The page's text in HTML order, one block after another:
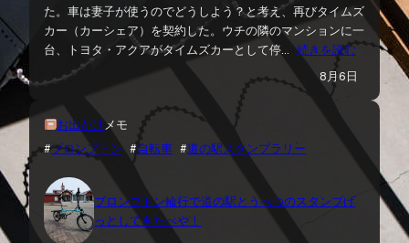
た。車は妻子が使うのでどうしよう？と考え、再びタイムズ
カー（カーシェア）を契約した。ウチの隣のマンションに一
台、トヨタ・アクアがタイムズカーとして停…続きを読む
8月6日
お出かけ メモ
#ブロンプトン #自転車 #道の駅スタンプラリー
ブロンプトン輪行で道の駅とうべつのスタンプげ
っとしてきたべや！